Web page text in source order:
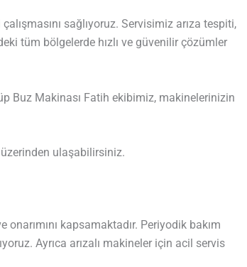
sağlıyoruz. Servisimiz arıza tespiti,
tüm bölgelerde hızlı ve güvenilir çözümler
Buz Makinası Fatih ekibimiz, makinelerinizin
üzerinden ulaşabilirsiniz.
kapsamaktadır. Periyodik bakım
Ayrıca arızalı makineler için acil servis